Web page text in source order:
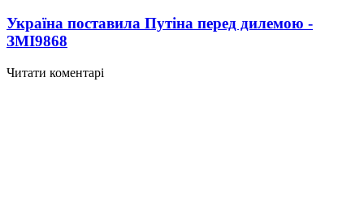
Україна поставила Путіна перед дилемою -
ЗМІ9868
Читати коментарі